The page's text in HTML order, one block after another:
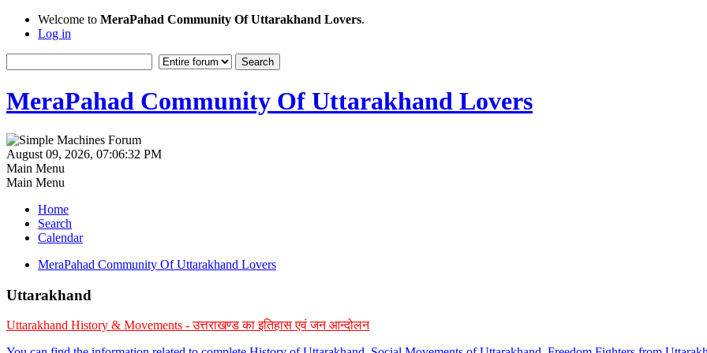
Welcome to MeraPahad Community Of Uttarakhand Lovers.
Log in
MeraPahad Community Of Uttarakhand Lovers
August 09, 2026, 07:06:32 PM
Main Menu
Main Menu
Home
Search
Calendar
MeraPahad Community Of Uttarakhand Lovers
Uttarakhand
Uttarakhand History & Movements - उत्तराखण्ड का इतिहास एवं जन आन्दोलन